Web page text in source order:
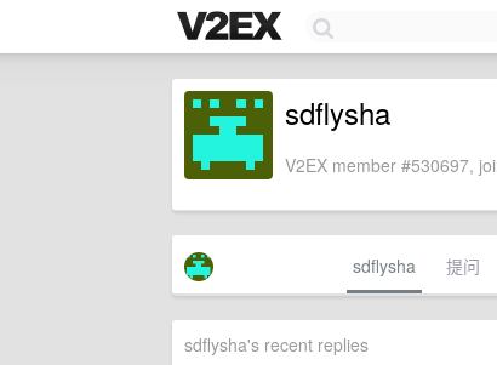
sdflysha
V2EX member #530697,
sdflysha 提问
sdflysha's recent replies